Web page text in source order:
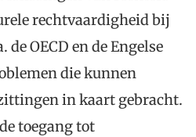
rechtvaardigheid bij
OECD en de Engelse
die kunnen
in kaart gebracht.
toegang tot